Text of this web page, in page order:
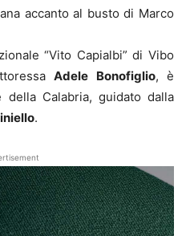
accanto al busto di Marco
“Vito Capialbi” di Vibo
Adele Bonofiglio, è
Calabria, guidato dalla
.